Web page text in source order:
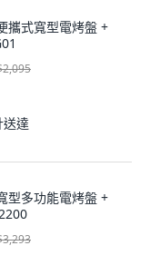
攜式寬型電烤盤 +
送達
型多功能電烤盤 +